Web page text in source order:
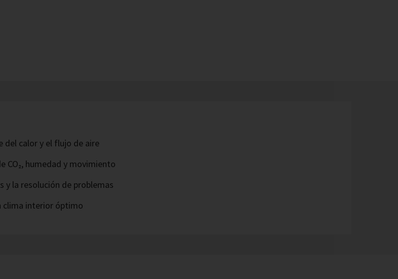
del calor y el flujo de aire
CO₂, humedad y movimiento
y la resolución de problemas
clima interior óptimo